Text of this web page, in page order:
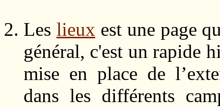
Les lieux est une page
général, c'est un rapide
mise en place de
dans les différents